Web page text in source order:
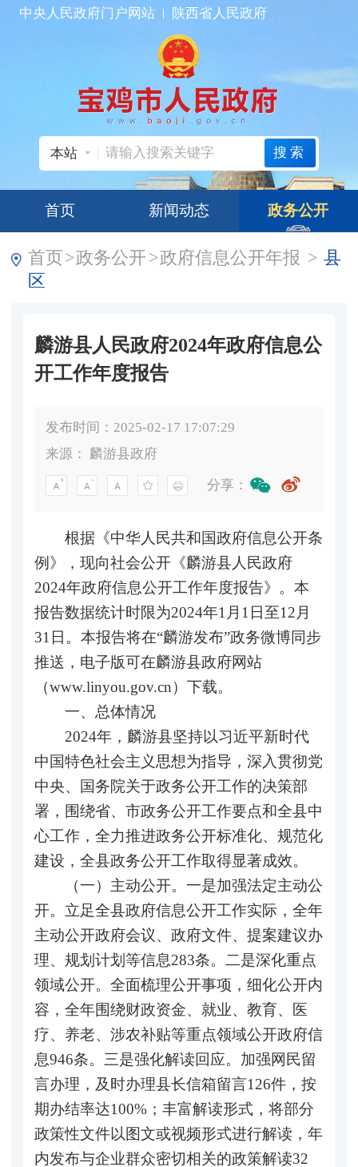
中央人民政府门户网站 陕西省人民政府
本站 搜索
首页 新闻动态 政务公开
首页>政务公开 >政府信息公开年报 > 县
区
麟游县人民政府2024年政府信息公
开工作年度报告
发布时间：2025-02-17 17:07:29
来源： 麟游县政府
分享：
根据《中华人民共和国政府信息公开条
例》，现向社会公开《麟游县人民政府
2024年政府信息公开工作年度报告》。本
报告数据统计时限为2024年1月1日至12月
31日。本报告将在“麟游发布”政务微博同步
推送，电子版可在麟游县政府网站
（www.linyou.gov.cn）下载。
一、总体情况
2024年，麟游县坚持以习近平新时代
中国特色社会主义思想为指导，深入贯彻党
中央、国务院关于政务公开工作的决策部
署，围绕省、市政务公开工作要点和全县中
心工作，全力推进政务公开标准化、规范化
建设，全县政务公开工作取得显著成效。
（一）主动公开。一是加强法定主动公
开。立足全县政府信息公开工作实际，全年
主动公开政府会议、政府文件、提案建议办
理、规划计划等信息283条。二是深化重点
领域公开。全面梳理公开事项，细化公开内
容，全年围绕财政资金、就业、教育、医
疗、养老、涉农补贴等重点领域公开政府信
息946条。三是强化解读回应。加强网民留
言办理，及时办理县长信箱留言126件，按
期办结率达100%；丰富解读形式，将部分
政策性文件以图文或视频形式进行解读，年
内发布与企业群众密切相关的政策解读32